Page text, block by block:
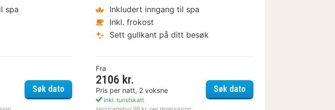
spa
Søk datoKosta Boda Art Hotel
Inkludert inngang til spa
Inkl. frokost
Sett gullkant på ditt besøk
Fra
2106 kr.
Pris per natt, 2 voksne
inkl. turistskatt
Søk datoVarbergs Kusthotell